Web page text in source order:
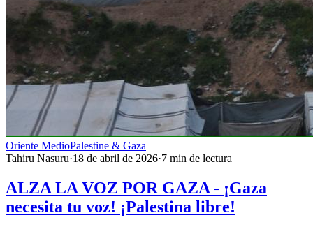
Oriente MedioPalestine & Gaza
Tahiru Nasuru·18 de abril de 2026·7 min de lectura
ALZA LA VOZ POR GAZA - ¡Gaza
necesita tu voz! ¡Palestina libre!